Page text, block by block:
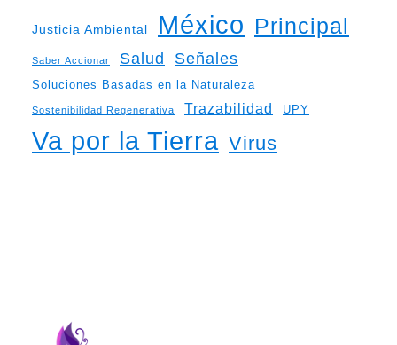
Justicia Ambiental México Principal
Saber Accionar Salud Señales
Soluciones Basadas en la Naturaleza
Sostenibilidad Regenerativa Trazabilidad UPY
Va por la Tierra Virus